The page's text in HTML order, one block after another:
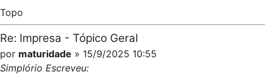
Topo
Re: Impresa - Tópico Geral
por maturidade » 15/9/2025 10:55
Simplório Escreveu: